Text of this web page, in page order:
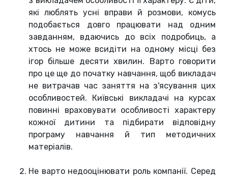
які люблять усні вправи й розмови, комусь
подобається довго працювати над одним
завданням, вдаючись до всіх подробиць, а
хтось не може всидіти на одному місці без
ігор більше десяти хвилин. Варто говорити
про це ще до початку навчання, щоб викладач
не витрачав час заняття на з'ясування цих
особливостей. Київські викладачі на курсах
повинні враховувати особливості характеру
кожної дитини та підбирати відповідну
програму навчання й тип методичних
матеріалів.
Не варто недооцінювати роль компанії. Серед